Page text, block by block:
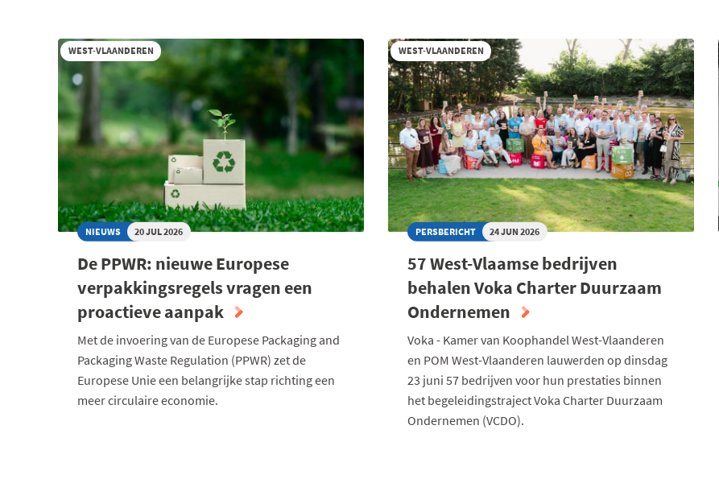
WEST-VLAANDEREN
NIEUWS 20 JUL 2026
De PPWR: nieuwe Europese
verpakkingsregels vragen een
proactieve aanpak
Met de invoering van de Europese Packaging and
Packaging Waste Regulation (PPWR) zet de
Europese Unie een belangrijke stap richting een
meer circulaire economie.
WEST-VLAANDEREN
PERSBERICHT 24 JUN 2026
57 West-Vlaamse bedrijven
behalen Voka Charter Duurzaam
Ondernemen
Voka - Kamer van Koophandel West-Vlaanderen
en POM West-Vlaanderen lauwerden op dinsdag
23 juni 57 bedrijven voor hun prestaties binnen
het begeleidingstraject Voka Charter Duurzaam
Ondernemen (VCDO).